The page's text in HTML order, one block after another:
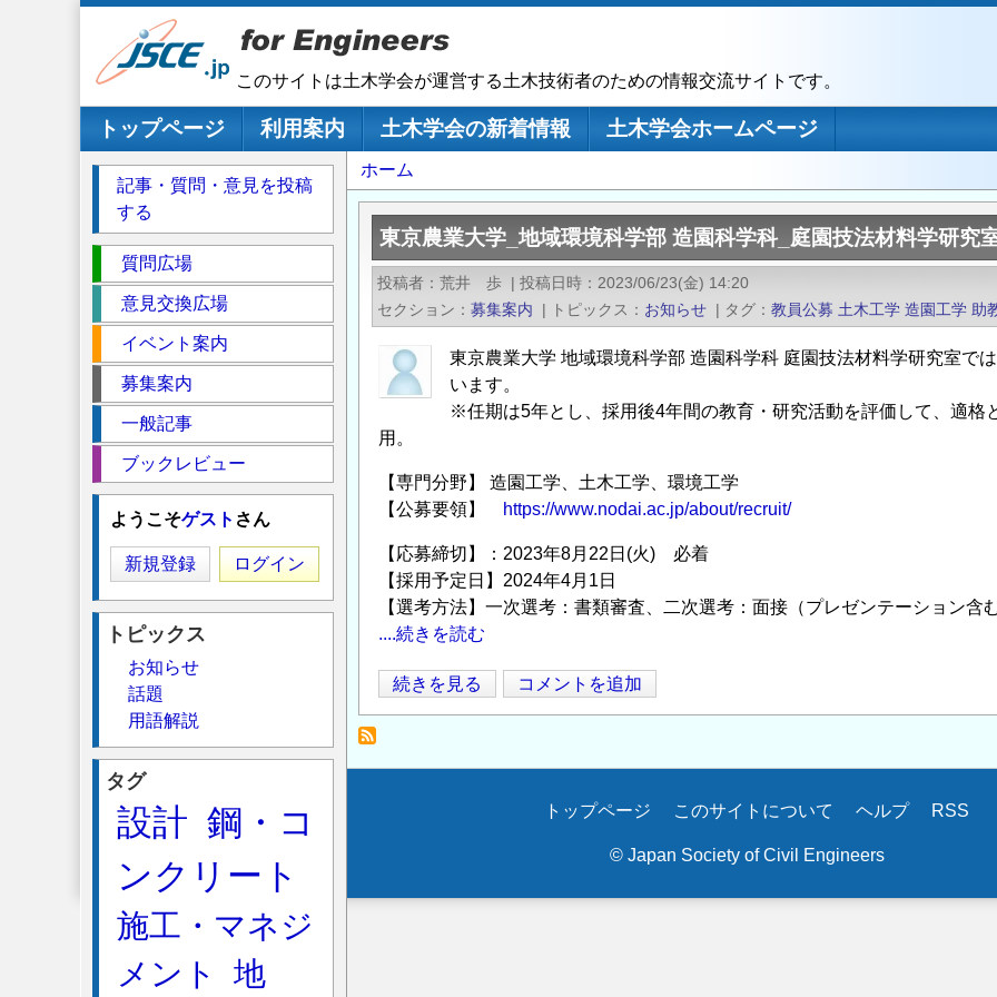
このサイトは土木学会が運営する土木技術者のための情報交流サイトです。
メインナビゲーション
トップページ 利用案内 土木学会の新着情報
土木学会ホームページ
パ
ン
く
ず
ホーム
東京農業大学_地域環境科学部 造園科学科_庭園技法材料学研究
投稿者 荒井 歩 | 投稿日時
2023/06/23(金) 14:20
セクション
募集案内 | トピックス お知らせ | タグ 教員公募 土木工学 造園工学 助
東京農業大学 地域環境科学部 造園科学科 庭園技法材料学研究室で
います。
※任期は5年とし、採用後4年間の教育・研究活動を評価して、適格
用。
【専門分野】 造園工学、土木工学、環境工学
【公募要領】
https://www.nodai.ac.jp/about/recruit/
【応募締切】：2023年8月22日(火) 必着
【採用予定日】2024年4月1日
【選考方法】一次選考：書類審査、二次選考：面接（プレゼンテーション含む
....続きを読む
東
京
業
続きを見る コメントを追加
記事・質問・意見を投稿
する
ク
シ
質問広場
意見交換広場
イベント案内
募集案内
一般記事
ブックレビュー
ようこそゲスト さん
新規登録 ログイン
トピックス
お知らせ
話題
用語解説
タグ
設計 鋼・コ
ンクリート
施工・マネジ
メント
地
Secondary
menu
トップページ このサイトについて ヘルプ RSS
© Japan Society of Civil Engineers